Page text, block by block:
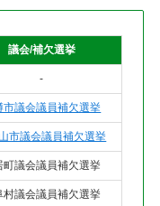
議会/補欠選挙
-
市議会議員補欠選挙
市議会議員補欠選挙
町議会議員補欠選挙
村議会議員補欠選挙